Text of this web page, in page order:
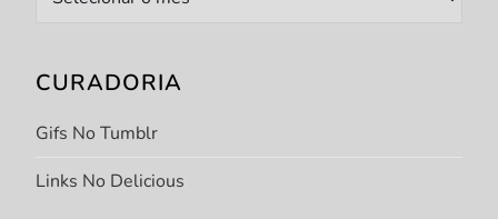
s
CURADORIA
Gifs No Tumblr
Links No Delicious